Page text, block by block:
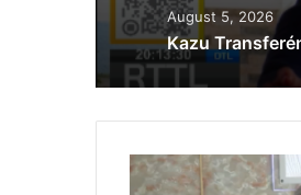
August 5, 2026